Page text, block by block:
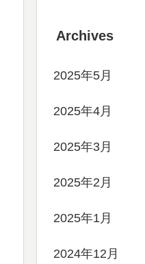
Archives
2025年5月
2025年4月
2025年3月
2025年2月
2025年1月
2024年12月